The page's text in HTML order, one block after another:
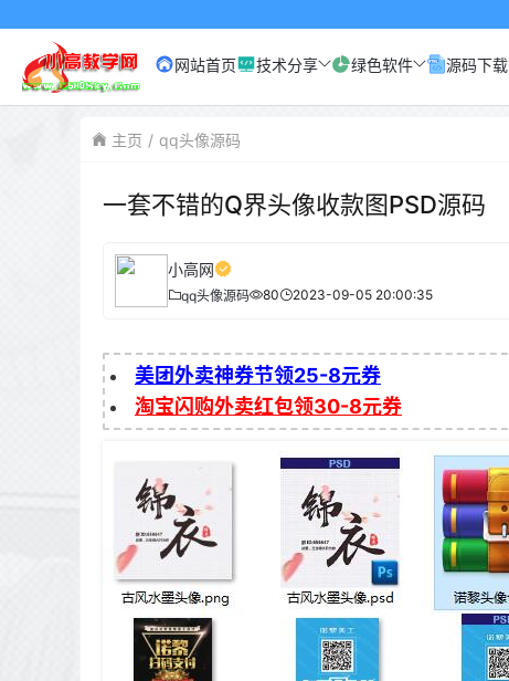
网站首页 技术分享 绿色软件 源码下载
主页 qq头像源码
一套不错的Q界头像收款图PSD源码
小高网
qq头像源码 80 2023-09-05 20:00:35
美团外卖神券节领25-8元券
淘宝闪购外卖红包领30-8元券